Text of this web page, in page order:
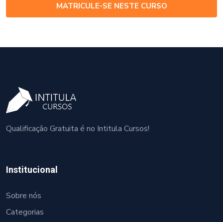
MATRICULE-SE NESTE CURSO
Qualificação Gratuita é no Intitula Cursos!
Institucional
Sobre nós
Categorias